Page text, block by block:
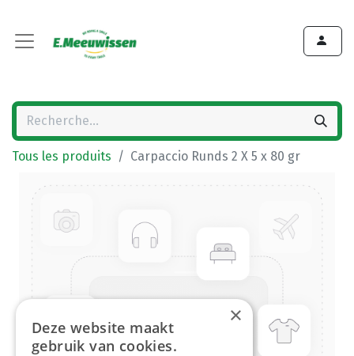
Tous les produits Carpaccio Runds 2 X 5 x 80 gr
×
Deze website maakt
gebruik van cookies.